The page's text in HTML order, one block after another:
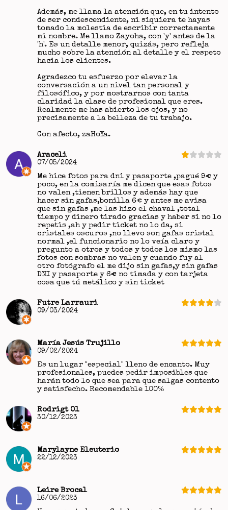
Además, me llama la atención que, en tu intento
de ser condescendiente, ni siquiera te hayas
tomado la molestia de escribir correctamente
mi nombre. Me llamo Zayoha, con 'y' antes de la
'h'. Es un detalle menor, quizás, pero refleja
mucho sobre la atención al detalle y el respeto
hacia los clientes.
Agradezco tu esfuerzo por elevar la
conversación a un nivel tan personal y
filosófico, y por mostrarnos con tanta
claridad la clase de profesional que eres.
Realmente me has abierto los ojos, y no
precisamente a la belleza de tu trabajo.
Con afecto, zaHoYa.
Araceli
07/05/2024
Me hice fotos para dni y pasaporte ,pagué 9€ y
poco, en la comisaría me dicen que esas fotos
no valen ,tienen brillos y además hay que
hacer sin gafas,bonilla 6€ y antes me avisa
que sin gafas ,me las hizo el chaval ,total
tiempo y dinero tirado gracias y haber si no lo
repetis ,ah y pedir ticket no lo da, si
cristales oscuros ,no llevo son gafas cristal
normal ,el funcionario no lo veía claro y
pregunto a otros y todos y todos los mismo las
fotos con sombras no valen y cuando fuy al
otro fotógrafo el me dijo sin gafas,y sin gafas
DNI y pasaporte y 6€ no timada y con tarjeta
cosa que tú metálico y sin ticket
Futre Larrauri
09/03/2024
María Jesús Trujillo
09/02/2024
Es un lugar "especial" lleno de encanto. Muy
profesionales, puedes pedir imposibles que
harán todo lo que sea para que salgas contento
y satisfecho. Recomendable 100℅
Rodrigt 01
30/12/2023
Marylayne Eleuterio
22/12/2023
Leire Brocal
16/06/2023